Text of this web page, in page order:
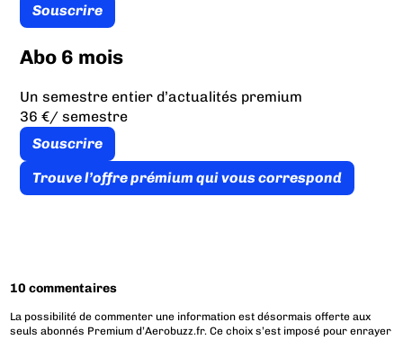
Souscrire
Abo 6 mois
Un semestre entier d’actualités premium
36 €/ semestre
Souscrire
Trouve l’offre prémium qui vous correspond
10 commentaires
La possibilité de commenter une information est désormais offerte aux
seuls abonnés Premium d’Aerobuzz.fr. Ce choix s’est imposé pour enrayer